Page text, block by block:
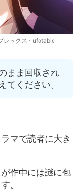
レックス・ufotable
まま回収され
てください。
マで読者に大き
作中には謎に包
。